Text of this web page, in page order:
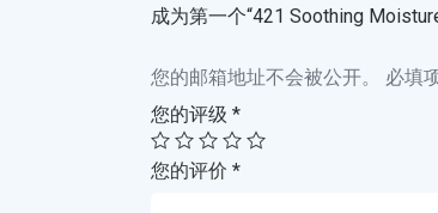
成为第一个“421 Soothing
您的邮箱地址不会被公开。 必填
您的评级 *
您的评价 *